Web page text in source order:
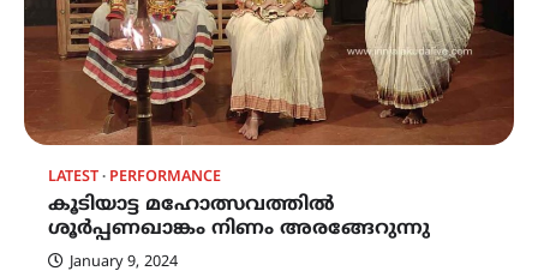
LATEST PERFORMANCE
കൂടിയാട്ട മഹോത്സവത്തിൽ
ശൂർപ്പണഖാങ്കം നിണം അരങ്ങേറുന്നു
January 9, 2024